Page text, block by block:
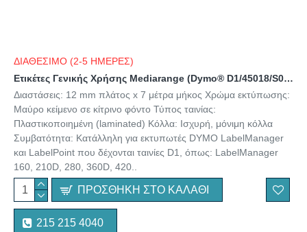
ΔΙΑΘΕΣΙΜΟ (2-5 ΗΜΕΡΕΣ)
Ετικέτες Γενικής Χρήσης Mediarange (Dymo® D1/45018/S0720580) 12mm, 7m, Laminated and Permanent Adhesive, Black on Yellow (MRDY45018)
Διαστάσεις: 12 mm πλάτος x 7 μέτρα μήκος Χρώμα εκτύπωσης:
Μαύρο κείμενο σε κίτρινο φόντο Τύπος ταινίας:
Πλαστικοποιημένη (laminated) Κόλλα: Ισχυρή, μόνιμη κόλλα
Συμβατότητα: Κατάλληλη για εκτυπωτές DYMO LabelManager
και LabelPoint που δέχονται ταινίες D1, όπως: LabelManager
160, 210D, 280, 360D, 420..
ΠΡΟΣΘΉΚΗ ΣΤΟ ΚΑΛΆΘΙ
215 215 4040